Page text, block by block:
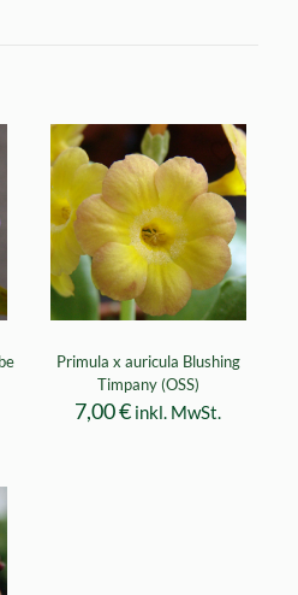
Primula x auricula Blushing
Timpany (OSS)
7,00€ inkl. MwSt.